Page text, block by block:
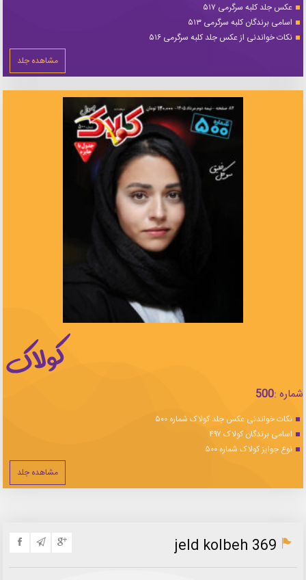
عکس جلد کلبه سرگرمی ۵۱۷
اسامی برندگان کلبه سرگرمی ۵۱۳
نکات خواندنی از عکس جلد کلبه سرگرمی ۵۱۶
مشاهده جلد
شماره :500
نکات خواندنی عکس جلد کولاک شماره ۵۰۰
اسامی برندگان کولاک ۴۹۷
نوع جوایز کولاک شماره ۵۰۰
مشاهده جلد
jeld kolbeh 369